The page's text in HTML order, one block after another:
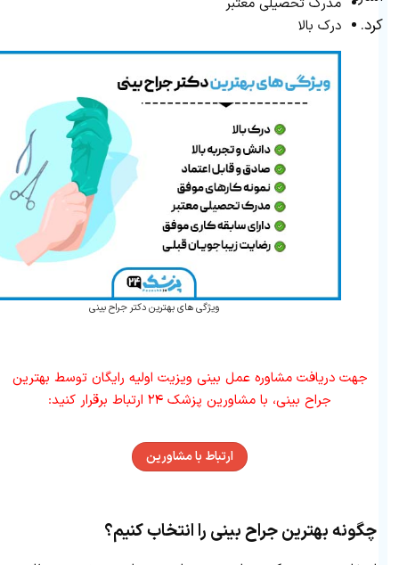
کرد.
درک بالا
ویژگی های بهترین دکتر جراح بینی
جهت دریافت مشاوره عمل بینی ویزیت اولیه رایگان توسط بهترین
جراح بینی، با مشاورین پزشک ۲۴ ارتباط برقرار کنید:
ارتباط با مشاورین
چگونه بهترین جراح بینی را انتخاب کنیم؟